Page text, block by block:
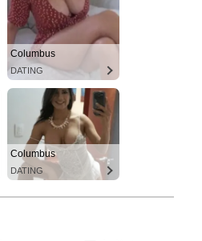
Columbus
DATING
Columbus
DATING